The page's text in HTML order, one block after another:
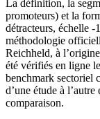
La définition, la
promoteurs) et la
détracteurs, échelle -
méthodologie
Reichheld, à
été vérifiés en ligne
benchmark sectoriel
d’une étude à
comparaison.